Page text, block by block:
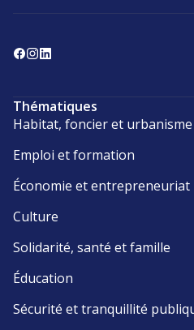
Thématiques
Habitat, foncier et urbanisme
Emploi et formation
Économie et entrepreneuriat
Culture
Solidarité, santé et famille
Éducation
Sécurité et tranquillité